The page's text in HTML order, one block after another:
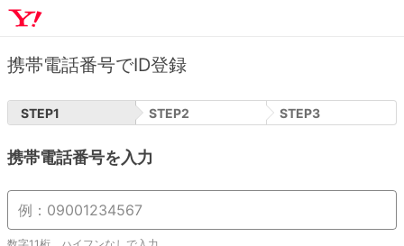
携帯電話番号でID登録
STEP1 STEP2 STEP3
携帯電話番号を入力